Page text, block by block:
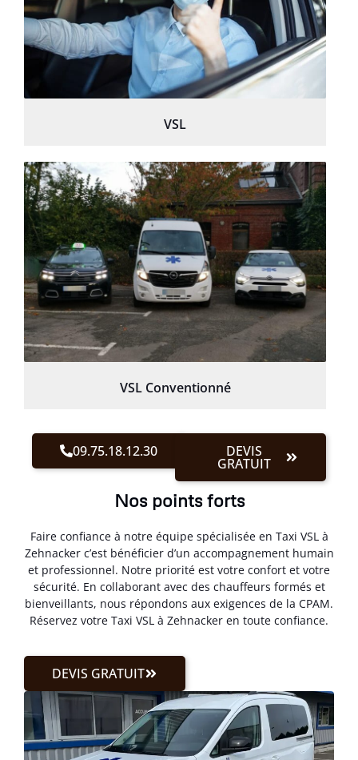
VSL
VSL Conventionné
09.75.18.12.30 DEVIS
GRATUIT
Nos points forts
Faire confiance à notre équipe spécialisée en Taxi VSL à
Zehnacker c’est bénéficier d’un accompagnement humain
et professionnel. Notre priorité est votre confort et votre
sécurité. En collaborant avec des chauffeurs formés et
bienveillants, nous répondons aux exigences de la CPAM.
Réservez votre Taxi VSL à Zehnacker en toute confiance.
DEVIS GRATUIT